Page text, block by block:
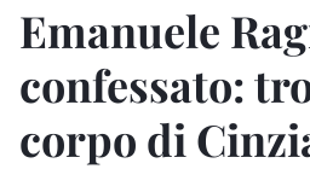
Emanuele
confessato:
corpo di